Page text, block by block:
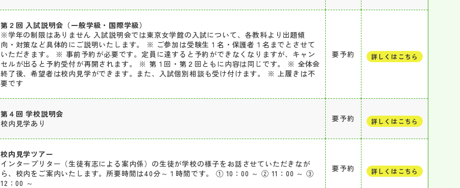
第２回 入試説明会（一般学級・国際学級）
※学年の制限はありません 入試説明会では東京女学館の入試について、各教科より出題傾
向・対策など具体的にご説明いたします。 ※ ご参加は受験生１名・保護者１名までとさせて
いただきます。 ※ 事前予約が必要です。定員に達すると予約ができなくなりますが、キャン
セルが出ると予約受付が再開されます。 ※ 第１回・第２回ともに内容は同じです。 ※ 全体会
終了後、希望者は校内見学ができます。また、入試個別相談も受け付けます。 ※ 上履きは不
要です
要予約 詳しくはこちら
第４回 学校説明会
校内見学あり
要予約 詳しくはこちら
校内見学ツアー
インタープリター（生徒有志による案内係）の生徒が学校の様子をお話させていただきなが
ら、校内をご案内いたします。所要時間は40分～１時間です。 ① 10：00 ～ ② 11：00 ～ ③
12：00 ～
要予約 詳しくはこちら